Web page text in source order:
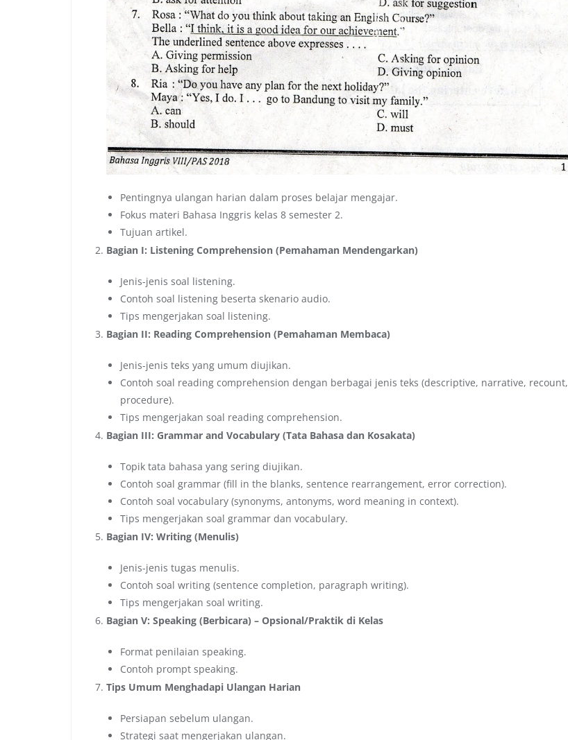
Pentingnya ulangan harian dalam proses belajar mengajar.
Fokus materi Bahasa Inggris kelas 8 semester 2.
Tujuan artikel.
Bagian I: Listening Comprehension (Pemahaman Mendengarkan)
Jenis-jenis soal listening.
Contoh soal listening beserta skenario audio.
Tips mengerjakan soal listening.
Bagian II: Reading Comprehension (Pemahaman Membaca)
Jenis-jenis teks yang umum diujikan.
Contoh soal reading comprehension dengan berbagai jenis teks (descriptive, narrative, recount,
procedure).
Tips mengerjakan soal reading comprehension.
Bagian III: Grammar and Vocabulary (Tata Bahasa dan Kosakata)
Topik tata bahasa yang sering diujikan.
Contoh soal grammar (fill in the blanks, sentence rearrangement, error correction).
Contoh soal vocabulary (synonyms, antonyms, word meaning in context).
Tips mengerjakan soal grammar dan vocabulary.
Bagian IV: Writing (Menulis)
Jenis-jenis tugas menulis.
Contoh soal writing (sentence completion, paragraph writing).
Tips mengerjakan soal writing.
Bagian V: Speaking (Berbicara) – Opsional/Praktik di Kelas
Format penilaian speaking.
Contoh prompt speaking.
Tips Umum Menghadapi Ulangan Harian
Persiapan sebelum ulangan.
Strategi saat mengerjakan ulangan.